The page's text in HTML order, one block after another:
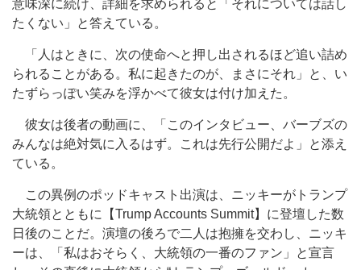
意味深に続け、詳細を求められると「それについては話し
たくない」と答えている。
「人はときに、次の使命へと押し出されるほど追い詰め
られることがある。私に起きたのが、まさにそれ」と、い
たずらっぽい笑みを浮かべて彼女は付け加えた。
彼女は後者の動画に、「このインタビュー、バーブズの
みんなは絶対気に入るはず。これは先行公開だよ」と添え
ている。
この異例のポッドキャスト出演は、ニッキーがトランプ
大統領とともに【Trump Accounts Summit】に登壇した数
日後のことだ。演壇の後ろで二人は抱擁を交わし、ニッキ
ーは、「私はおそらく、大統領の一番のファン」と宣言